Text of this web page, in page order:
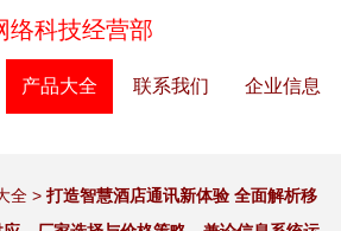
络科技经营部
产品大全 联系我们 企业信息
全 > 打造智慧酒店通讯新体验 全面解析移